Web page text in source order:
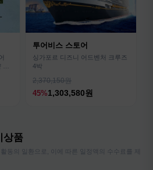
투어비스 스토어
싱가포르 디즈니 어드벤처 크루즈
4박
2,370,150원
45%1,303,580원
상품
동의 일환으로, 이에 따른 일정액의 수수료를 제